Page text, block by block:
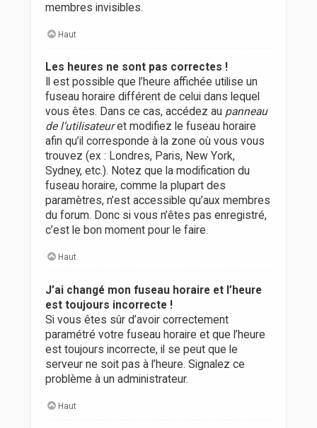
membres invisibles.
Haut
Les heures ne sont pas correctes !
Il est possible que l’heure affichée utilise un
fuseau horaire différent de celui dans lequel
vous êtes. Dans ce cas, accédez au panneau
de l’utilisateuret modifiez le fuseau horaire
afin qu’il corresponde à la zone où vous vous
trouvez (ex : Londres, Paris, New York,
Sydney, etc.). Notez que la modification du
fuseau horaire, comme la plupart des
paramètres, n’est accessible qu’aux membres
du forum. Donc si vous n’êtes pas enregistré,
c’est le bon moment pour le faire.
Haut
J’ai changé mon fuseau horaire et l’heure
est toujours incorrecte !
Si vous êtes sûr d’avoir correctement
paramétré votre fuseau horaire et que l’heure
est toujours incorrecte, il se peut que le
serveur ne soit pas à l’heure. Signalez ce
problème à un administrateur.
Haut